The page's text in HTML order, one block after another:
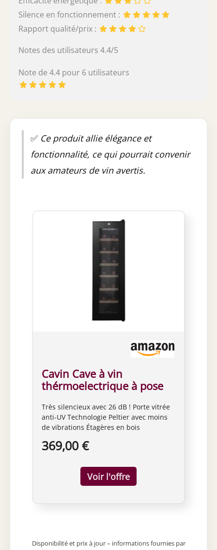
Silence en fonctionnement :
Rapport qualité/prix :
Notes des utilisateurs 4.4/5
Note de 4.4 pour 6 utilisateurs
✅ Ce produit allie élégance et
fonctionnalité, ce qui pourrait convenir
aux amateurs de vin avertis.
Cavin Cave à vin
thérmoelectrique à pose
14 Black, cave à vin noire,
14 bouteilles, porte anti-
UV, six clayettes en bois
Très silencieux avec 26 dB ! Porte vitrée
anti-UV Technologie Peltier avec moins
de vibrations Étagères en bois
369,00 €
Disponibilité et prix à jour – informations fournies par